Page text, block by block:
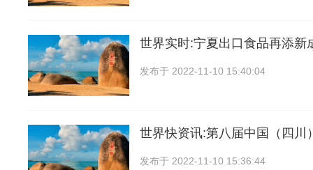
世界实时:宁夏出口食品再添新
发布于 2022-11-10 15:40:04
世界快资讯:第八届中国（四川
发布于 2022-11-10 15:36:44